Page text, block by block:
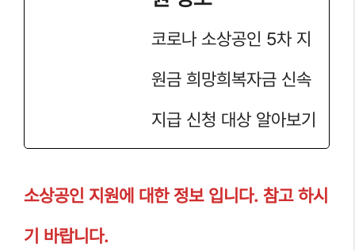
코로나 소상공인 5차 지
원금 희망희복자금 신속
지급 신청 대상 알아보기
소상공인 지원에 대한 정보 입니다. 참고 하시
기 바랍니다.